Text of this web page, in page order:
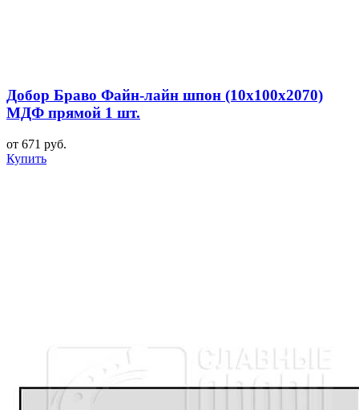
Добор Браво Файн-лайн шпон (10х100х2070)
МДФ прямой 1 шт.
от 671 руб.
Купить